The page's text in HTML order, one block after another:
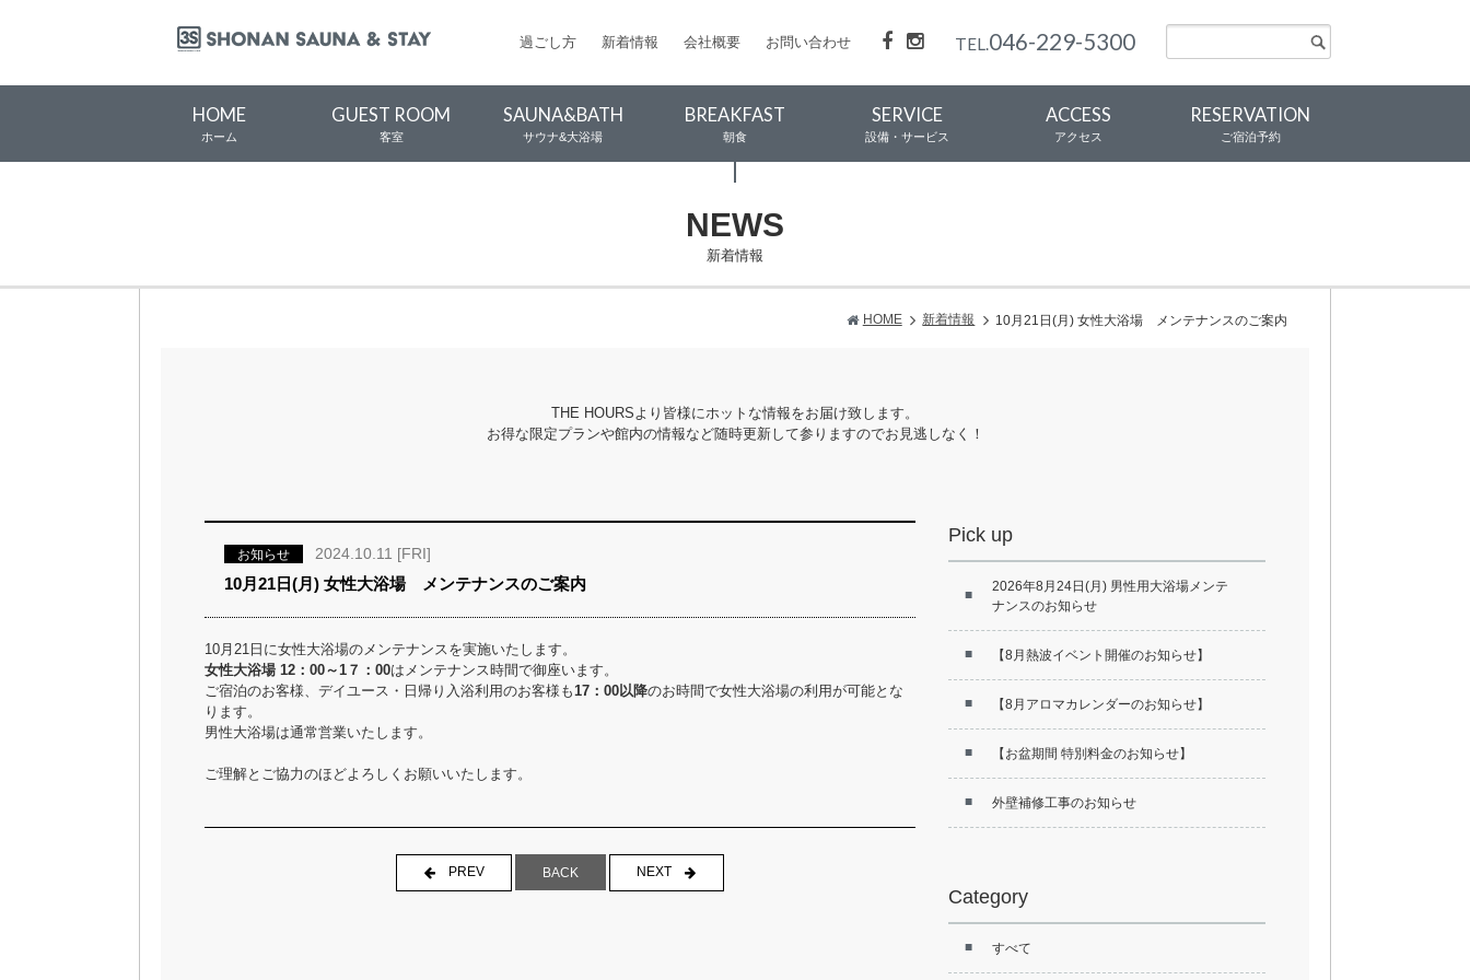
過ごし方 新着情報 会社概要 お問い合わせ TEL.046-229-5300
HOME
ホーム
GUEST ROOM
客室
SAUNA&BATH
サウナ&大浴場
BREAKFAST
朝食
SERVICE
設備・サービス
ACCESS
アクセス
RESERVATION
ご宿泊予約
NEWS
新着情報
HOME 新着情報 10月21日(月) 女性大浴場 メンテナンスのご案内
THE HOURSより皆様にホットな情報をお届け致します。
お得な限定プランや館内の情報など随時更新して参りますのでお見逃しなく！
お知らせ
2024.10.11 [FRI]
10月21日(月) 女性大浴場 メンテナンスのご案内
10月21日に女性大浴場のメンテナンスを実施いたします。
女性大浴場 12：00～1７：00はメンテナンス時間で御座います。
ご宿泊のお客様、デイユース・日帰り入浴利用のお客様も 17：00以降のお時間で女性大浴場の利用が可能とな
ります。
男性大浴場は通常営業いたします。
ご理解とご協力のほどよろしくお願いいたします。
PREV BACK NEXT
Pick up
2026年8月24日(月) 男性用大浴場メンテ
ナンスのお知らせ
【8月熱波イベント開催のお知らせ】
【8月アロマカレンダーのお知らせ】
【お盆期間 特別料金のお知らせ】
外壁補修工事のお知らせ
Category
すべて